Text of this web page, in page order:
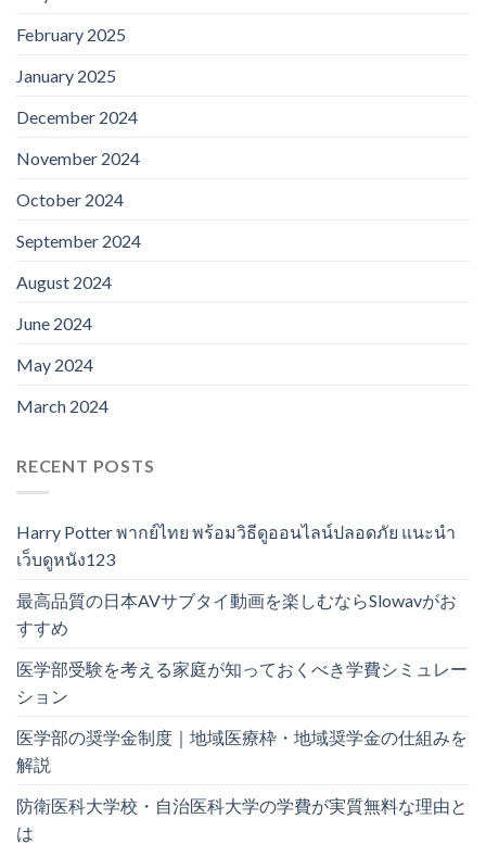
February 2025
January 2025
December 2024
November 2024
October 2024
September 2024
August 2024
June 2024
May 2024
March 2024
RECENT POSTS
Harry Potter พากย์ไทย พร้อมวิธีดูออนไลน์ปลอดภัย แนะนำ
เว็บดูหนัง123
最高品質の日本AVサブタイ動画を楽しむならSlowavがお
すすめ
医学部受験を考える家庭が知っておくべき学費シミュレー
ション
医学部の奨学金制度｜地域医療枠・地域奨学金の仕組みを
解説
防衛医科大学校・自治医科大学の学費が実質無料な理由と
は